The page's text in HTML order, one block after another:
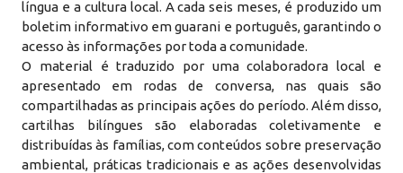
língua e a cultura local. A cada seis meses, é produzido um
boletim informativo em guarani e português, garantindo o
acesso às informações por toda a comunidade.
O material é traduzido por uma colaboradora local e
apresentado em rodas de conversa, nas quais são
compartilhadas as principais ações do período. Além disso,
cartilhas bilíngues são elaboradas coletivamente e
distribuídas às famílias, com conteúdos sobre preservação
ambiental, práticas tradicionais e as ações desenvolvidas